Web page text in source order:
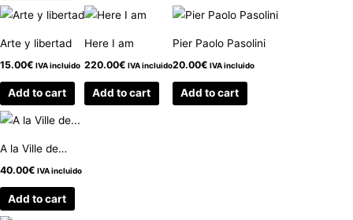
Arte y libertad
15.00€ IVA incluido
Add to cart
Here I am
220.00€ IVA incluido
Add to cart
Pier Paolo Pasolini
20.00€ IVA incluido
Add to cart
A la Ville de…
40.00€ IVA incluido
Add to cart